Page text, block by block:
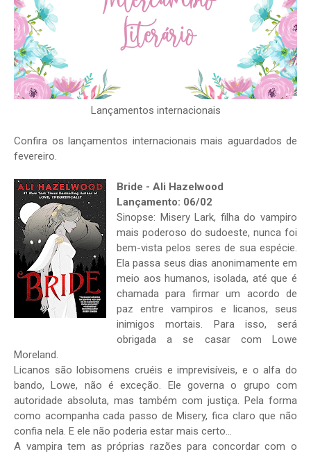
Lançamentos internacionais
Confira os lançamentos internacionais mais aguardados de
fevereiro.
Bride - Ali Hazelwood
Lançamento: 06/02
Sinopse: Misery Lark, filha do vampiro
mais poderoso do sudoeste, nunca foi
bem-vista pelos seres de sua espécie.
Ela passa seus dias anonimamente em
meio aos humanos, isolada, até que é
chamada para firmar um acordo de
paz entre vampiros e licanos, seus
inimigos mortais. Para isso, será
obrigada a se casar com Lowe
Moreland.
Licanos são lobisomens cruéis e imprevisíveis, e o alfa do
bando, Lowe, não é exceção. Ele governa o grupo com
autoridade absoluta, mas também com justiça. Pela forma
como acompanha cada passo de Misery, fica claro que não
confia nela. E ele não poderia estar mais certo...
A vampira tem as próprias razões para concordar com o